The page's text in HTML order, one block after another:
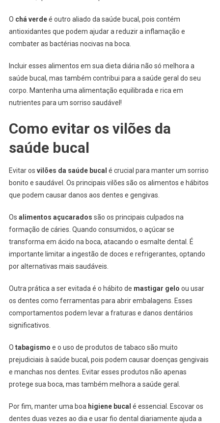
O chá verdeé outro aliado da saúde bucal, pois contém
antioxidantes que podem ajudar a reduzir a inflamação e
combater as bactérias nocivas na boca.
Incluir esses alimentos em sua dieta diária não só melhora a
saúde bucal, mas também contribui para a saúde geral do seu
corpo. Mantenha uma alimentação equilibrada e rica em
nutrientes para um sorriso saudável!
Como evitar os vilões da
saúde bucal
Evitar os vilões da saúde bucal é crucial para manter um sorriso
bonito e saudável. Os principais vilões são os alimentos e hábitos
que podem causar danos aos dentes e gengivas.
Os alimentos açucarados são os principais culpados na
formação de cáries. Quando consumidos, o açúcar se
transforma em ácido na boca, atacando o esmalte dental. É
importante limitar a ingestão de doces e refrigerantes, optando
por alternativas mais saudáveis.
Outra prática a ser evitada é o hábito de mastigar gelo ou usar
os dentes como ferramentas para abrir embalagens. Esses
comportamentos podem levar a fraturas e danos dentários
significativos.
O tabagismo e o uso de produtos de tabaco são muito
prejudiciais à saúde bucal, pois podem causar doenças gengivais
e manchas nos dentes. Evitar esses produtos não apenas
protege sua boca, mas também melhora a saúde geral.
Por fim, manter uma boa higiene bucal é essencial. Escovar os
dentes duas vezes ao dia e usar fio dental diariamente ajuda a